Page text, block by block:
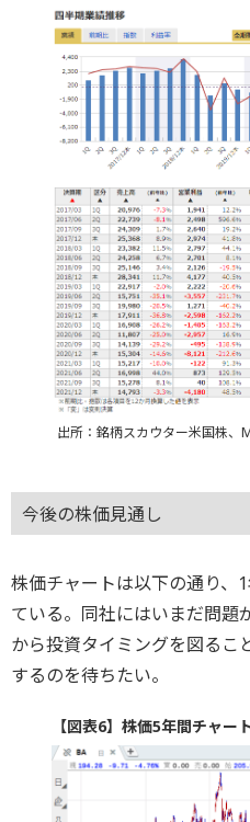
出所：銘柄スカウター米国株
今後の株価見通し
株価チャートは以下の通り、
ている。同社にはいまだ問題
から投資タイミングを図るこ
するのを待ちたい。
【図表6】株価5年間チャー